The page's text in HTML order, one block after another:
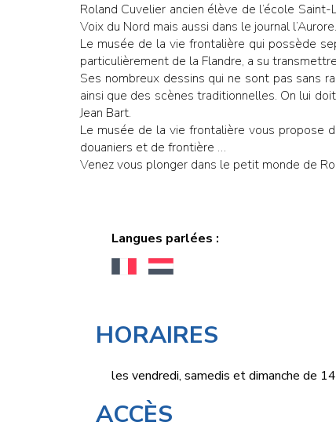
Roland Cuvelier ancien élève de l’école
Voix du Nord mais aussi dans le journal l’Aurore.
Le musée de la vie frontalière qui possède
particulièrement de la Flandre, a su
Ses nombreux dessins qui ne sont pas sans
ainsi que des scènes traditionnelles. On lui
Jean Bart.
Le musée de la vie frontalière vous propose
douaniers et de frontière …
Venez vous plonger dans le petit monde de
Langues parlées :
HORAIRES
les vendredi, samedis et dimanche de
ACCÈS